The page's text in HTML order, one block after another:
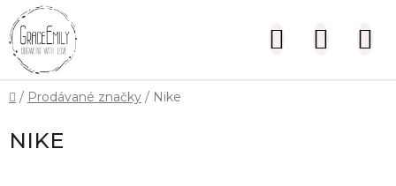
Přejít
na
obsah
KOŠÍK
Domů
/ Prodávané značky / Nike
NIKE